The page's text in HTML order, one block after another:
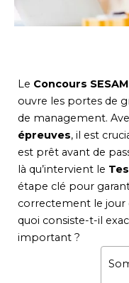
Le Concours
ouvre les portes de
de management.
épreuves, il est
est prêt avant de
là qu’intervient le
étape clé pour
correctement le jour
quoi consiste-t-il
important ?